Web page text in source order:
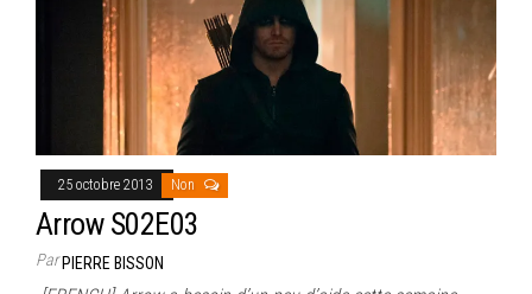
25 octobre 2013 Non
Arrow S02E03
ParPIERRE BISSON